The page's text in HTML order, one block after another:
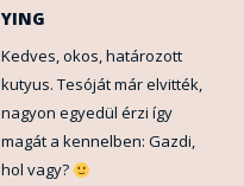
YING
Kedves, okos, határozott
kutyus. Tesóját már elvitték,
nagyon egyedül érzi így
magát a kennelben: Gazdi,
hol vagy?